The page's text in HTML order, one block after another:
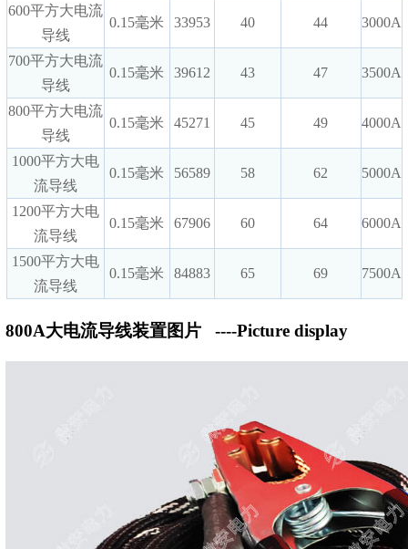
600平方大电流
导线
0.15毫米 33953 40 44 3000A
700平方大电流
导线
0.15毫米 39612 43 47 3500A
800平方大电流
导线
0.15毫米 45271 45 49 4000A
1000平方大电
流导线
0.15毫米 56589 58 62 5000A
1200平方大电
流导线
0.15毫米 67906 60 64 6000A
1500平方大电
流导线
0.15毫米 84883 65 69 7500A
800A大电流导线装置图片 ----Picture display